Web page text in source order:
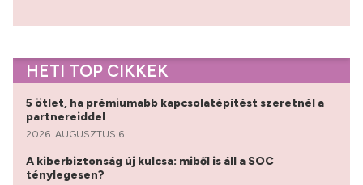
HETI TOP CIKKEK
5 ötlet, ha prémiumabb kapcsolatépítést szeretnél a
partnereiddel
2026. AUGUSZTUS 6.
A kiberbiztonság új kulcsa: miből is áll a SOC
ténylegesen?